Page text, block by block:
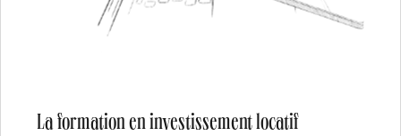
La formation en investissement locatif